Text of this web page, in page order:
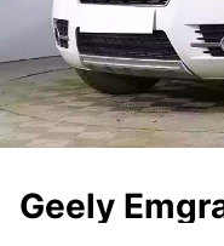
Geely